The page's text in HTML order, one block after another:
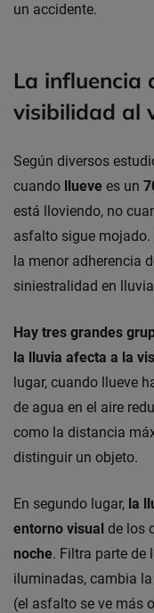
un accidente.
La influencia
visibilidad al
Según diversos
cuando llueve es un
está lloviendo, no
asfalto sigue mojado.
la menor adherencia
siniestralidad en
Hay tres grandes
la lluvia afecta a la
lugar, cuando llueve
de agua en el aire
como la distancia
distinguir un objeto.
En segundo lugar, la
entorno visual de los
noche. Filtra parte de
iluminadas, cambia
(el asfalto se ve más